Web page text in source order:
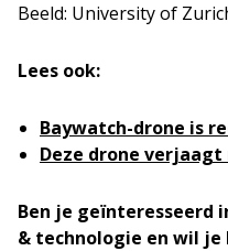
Beeld: University of
Lees ook:
Baywatch-drone is
Deze drone
Ben je geïnteresseerd
& technologie en wil